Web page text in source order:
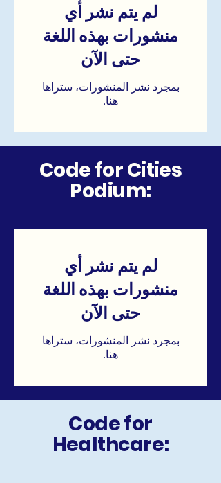
لم يتم نشر أي
منشورات بهذه اللغة
حتى الآن
بمجرد نشر المنشورات، ستراها
هنا.
Code for Cities
Podium:
لم يتم نشر أي
منشورات بهذه اللغة
حتى الآن
بمجرد نشر المنشورات، ستراها
هنا.
Code for
Healthcare: